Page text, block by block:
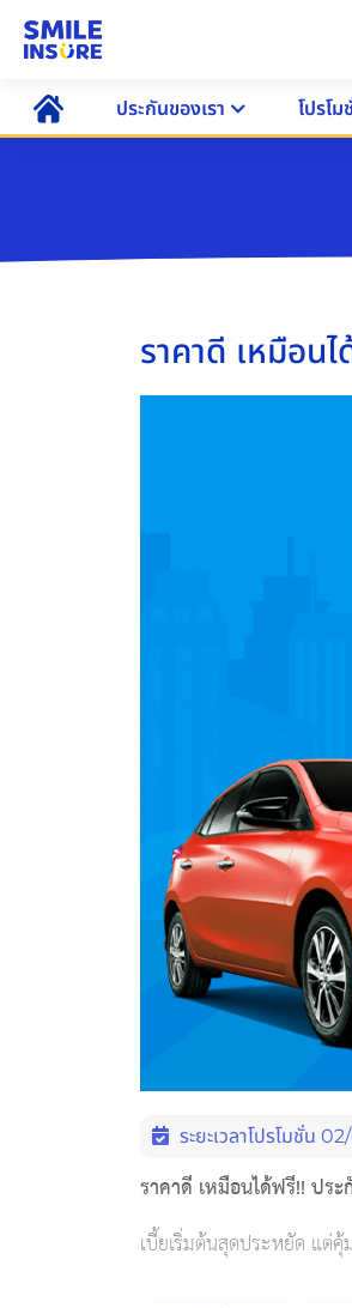
ประกันของเรา โปรโ
ราคาดี เหมือน
ระยะเวลาโปรโมชั่น
ราคาดี เหมือนได้ฟรี!! ปร
เบี้ยเริ่มต้นสุดประหยัด แต่คุ้